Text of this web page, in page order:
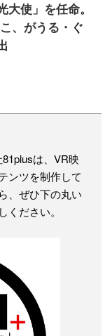
大使」を任命。
、がうる・ぐ
81plusは、VR映
ンツを制作して
、ぜひ下の丸い
ださい。